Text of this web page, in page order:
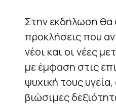
Στην εκδήλωση θα
προκλήσεις που
νέοι και οι νέες
με έμφαση στις
ψυχική τους υγεία,
βιώσιμες